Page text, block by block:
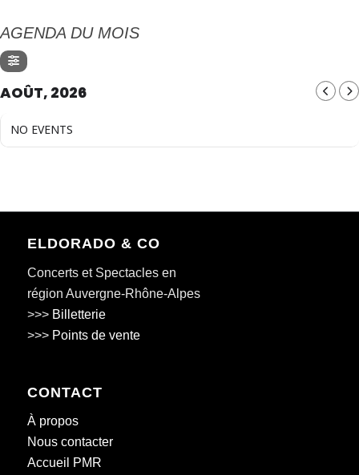
AGENDA DU MOIS
AOÛT, 2026
NO EVENTS
ELDORADO & CO
Concerts et Spectacles en
région Auvergne-Rhône-Alpes
>>> Billetterie
>>> Points de vente
CONTACT
À propos
Nous contacter
Accueil PMR